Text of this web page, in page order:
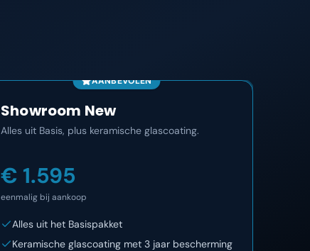
AANBEVOLEN
Showroom New
Alles uit Basis, plus keramische glascoating.
€ 1.595
eenmalig bij aankoop
Alles uit het Basispakket
Keramische glascoating met 3 jaar bescherming